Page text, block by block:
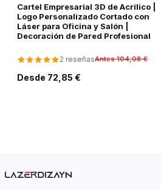
Cartel Empresarial 3D de Acrílico |
Logo Personalizado Cortado con
Láser para Oficina y Salón |
Decoración de Pared Profesional
2 reseñasAntes 104,08 €
Desde 72,85 €